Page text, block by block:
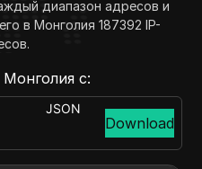
диапазон адресов и
в Монголия 187392 IP-
с:
JSON
Download